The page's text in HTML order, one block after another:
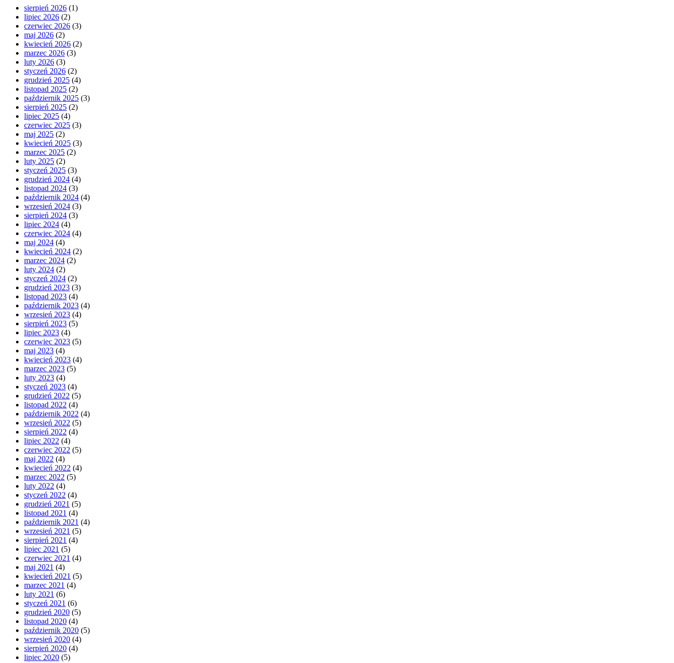
sierpień 2026 (1)
lipiec 2026 (2)
czerwiec 2026 (3)
maj 2026 (2)
kwiecień 2026 (2)
marzec 2026 (3)
luty 2026 (3)
styczeń 2026 (2)
grudzień 2025 (4)
listopad 2025 (2)
październik 2025 (3)
sierpień 2025 (2)
lipiec 2025 (4)
czerwiec 2025 (3)
maj 2025 (2)
kwiecień 2025 (3)
marzec 2025 (2)
luty 2025 (2)
styczeń 2025 (3)
grudzień 2024 (4)
listopad 2024 (3)
październik 2024 (4)
wrzesień 2024 (3)
sierpień 2024 (3)
lipiec 2024 (4)
czerwiec 2024 (4)
maj 2024 (4)
kwiecień 2024 (2)
marzec 2024 (2)
luty 2024 (2)
styczeń 2024 (2)
grudzień 2023 (3)
listopad 2023 (4)
październik 2023 (4)
wrzesień 2023 (4)
sierpień 2023 (5)
lipiec 2023 (4)
czerwiec 2023 (5)
maj 2023 (4)
kwiecień 2023 (4)
marzec 2023 (5)
luty 2023 (4)
styczeń 2023 (4)
grudzień 2022 (5)
listopad 2022 (4)
październik 2022 (4)
wrzesień 2022 (5)
sierpień 2022 (4)
lipiec 2022 (4)
czerwiec 2022 (5)
maj 2022 (4)
kwiecień 2022 (4)
marzec 2022 (5)
luty 2022 (4)
styczeń 2022 (4)
grudzień 2021 (5)
listopad 2021 (4)
październik 2021 (4)
wrzesień 2021 (5)
sierpień 2021 (4)
lipiec 2021 (5)
czerwiec 2021 (4)
maj 2021 (4)
kwiecień 2021 (5)
marzec 2021 (4)
luty 2021 (6)
styczeń 2021 (6)
grudzień 2020 (5)
listopad 2020 (4)
październik 2020 (5)
wrzesień 2020 (4)
sierpień 2020 (4)
lipiec 2020 (5)